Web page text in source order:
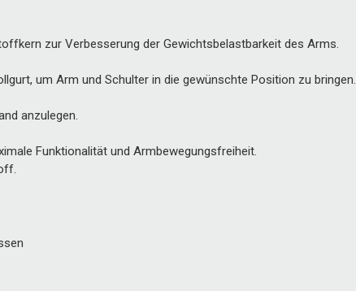
zur Verbesserung der Gewichtsbelastbarkeit des Arms.
um Arm und Schulter in die gewünschte Position zu bringen.
anzulegen.
Funktionalität und Armbewegungsfreiheit.